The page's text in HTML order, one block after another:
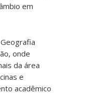
em
onde
da área
e
acadêmico